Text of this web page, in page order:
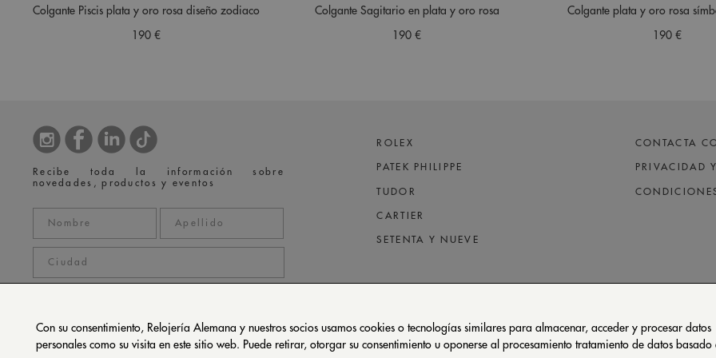
Con su consentimiento, Relojería Alemana y nuestros socios usamos cookies o tecnologías similares para almacenar, acceder y procesar datos
personales como su visita en este sitio web. Puede retirar, otorgar su consentimiento u oponerse al procesamiento tratamiento de datos basado
Colgante Piscis plata y oro rosa diseño zodiaco
190 €
Colgante Sagitario en plata y oro rosa
190 €
Colgante plata y oro rosa
190 €
Recibe toda la información sobre
novedades, productos y eventos
Acepto lapolítica de privacidad*
ROLEX
PATEK PHILIPPE
TUDOR
CARTIER
SETENTA Y NUEVE
CONTACTA
PRIVACIDAD